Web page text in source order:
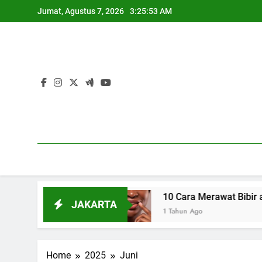
to
Jumat, Agustus 7, 2026 3:25:54 AM
JAKARTA
10 Cara Merawat Bibir agar Tetap
1 Tahun Ago
Home 2025 Juni